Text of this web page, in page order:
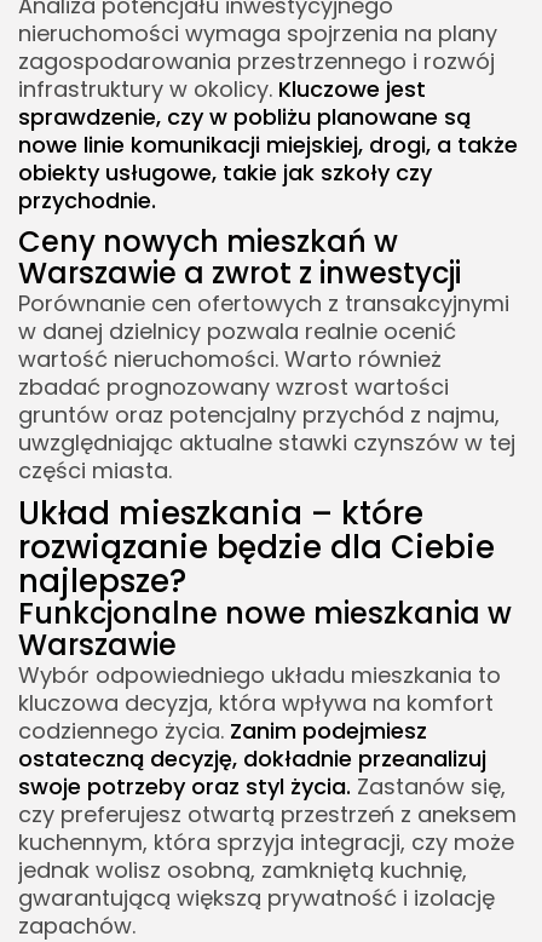
nieruchomości wymaga spojrzenia na plany
zagospodarowania przestrzennego i rozwój
infrastruktury w okolicy. Kluczowe jest
sprawdzenie, czy w pobliżu planowane są
nowe linie komunikacji miejskiej, drogi, a także
obiekty usługowe, takie jak szkoły czy
przychodnie.
Ceny nowych mieszkań w
Warszawie a zwrot z inwestycji
Porównanie cen ofertowych z transakcyjnymi
w danej dzielnicy pozwala realnie ocenić
wartość nieruchomości. Warto również
zbadać prognozowany wzrost wartości
gruntów oraz potencjalny przychód z najmu,
uwzględniając aktualne stawki czynszów w tej
części miasta.
Układ mieszkania – które
rozwiązanie będzie dla Ciebie
najlepsze?
Funkcjonalne nowe mieszkania w
Warszawie
Wybór odpowiedniego układu mieszkania to
kluczowa decyzja, która wpływa na komfort
codziennego życia. Zanim podejmiesz
ostateczną decyzję, dokładnie przeanalizuj
swoje potrzeby oraz styl życia. Zastanów się,
czy preferujesz otwartą przestrzeń z aneksem
kuchennym, która sprzyja integracji, czy może
jednak wolisz osobną, zamkniętą kuchnię,
gwarantującą większą prywatność i izolację
zapachów.